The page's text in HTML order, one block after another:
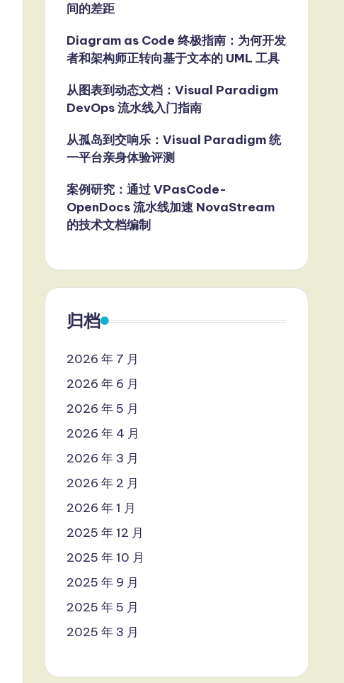
间的差距
Diagram as Code 终极指南：为何开发
者和架构师正转向基于文本的 UML 工具
从图表到动态文档：Visual Paradigm
DevOps 流水线入门指南
从孤岛到交响乐：Visual Paradigm 统
一平台亲身体验评测
案例研究：通过 VPasCode-
OpenDocs 流水线加速 NovaStream
的技术文档编制
归档
2026 年 7 月
2026 年 6 月
2026 年 5 月
2026 年 4 月
2026 年 3 月
2026 年 2 月
2026 年 1 月
2025 年 12 月
2025 年 10 月
2025 年 9 月
2025 年 5 月
2025 年 3 月